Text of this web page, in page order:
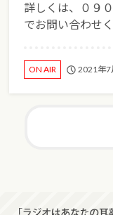
詳しくは、０９
でお問い合わせ
ON AIR 2021年7